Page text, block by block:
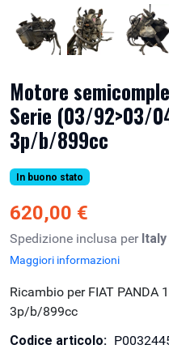
Motore
Serie (03/92>03/
3p/b/899cc
In buono stato
620,00 €
Spedizione inclusa per Italy
Maggiori informazioni
Ricambio per FIAT PANDA
3p/b/899cc
Codice articolo: